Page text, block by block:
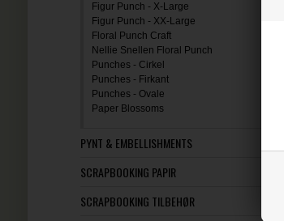
Figur Punch - X-Large
Figur Punch - XX-Large
Floral Punch Craft
Nellie Snellen Floral Punch
Punches - Cirkel
Punches - Firkant
Punches - Ovale
Paper Blossoms
PYNT & EMBELLISHMENTS
SCRAPBOOKING PAPIR
SCRAPBOOKING TILBEHØR